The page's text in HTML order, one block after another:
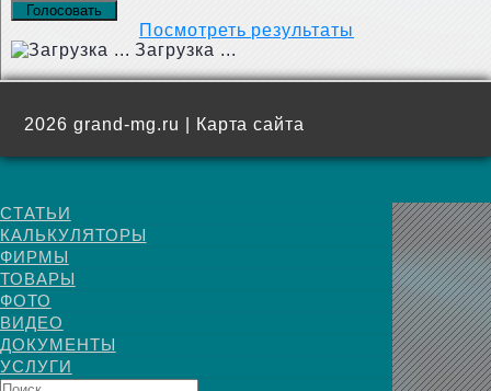
Посмотреть результаты
Загрузка ...
2026 grand-mg.ru | Карта сайта
СТАТЬИ
КАЛЬКУЛЯТОРЫ
ФИРМЫ
ТОВАРЫ
ФОТО
ВИДЕО
ДОКУМЕНТЫ
УСЛУГИ